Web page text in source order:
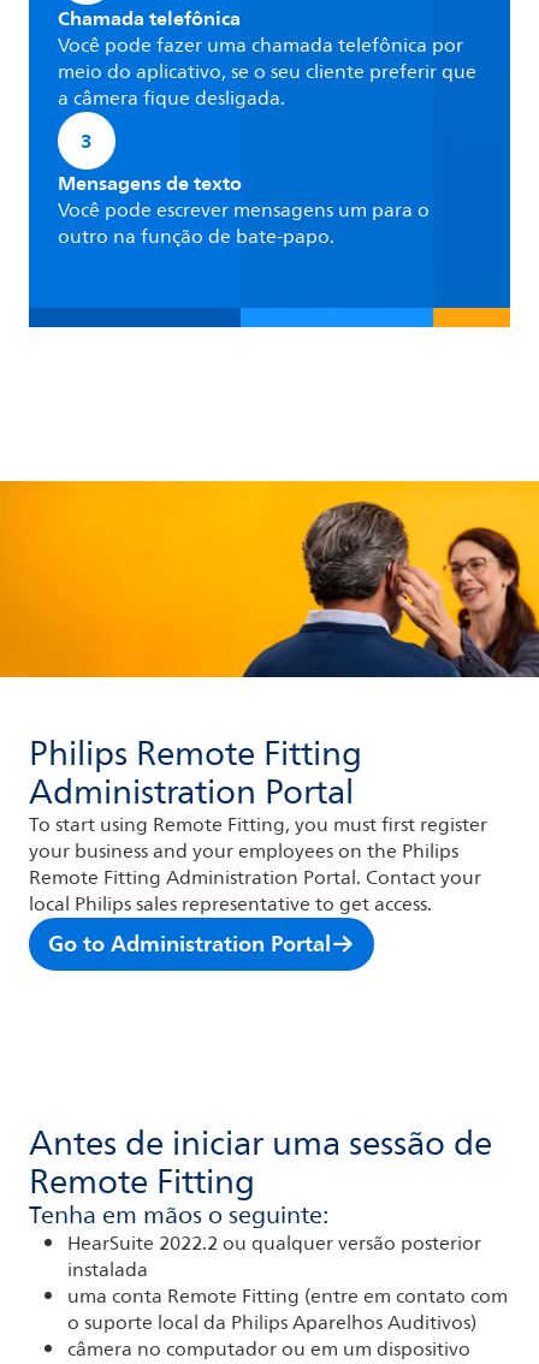
Chamada telefônica
Você pode fazer uma chamada telefônica por
meio do aplicativo, se o seu cliente preferir que
a câmera fique desligada.
3
Mensagens de texto
Você pode escrever mensagens um para o
outro na função de bate-papo.
Philips Remote Fitting
Administration Portal
To start using Remote Fitting, you must first register
your business and your employees on the Philips
Remote Fitting Administration Portal. Contact your
local Philips sales representative to get access.
Go to Administration Portal
Antes de iniciar uma sessão de
Remote Fitting
Tenha em mãos o seguinte:
HearSuite 2022.2 ou qualquer versão posterior
instalada
uma conta Remote Fitting (entre em contato com
o suporte local da Philips Aparelhos Auditivos)
câmera no computador ou em um dispositivo